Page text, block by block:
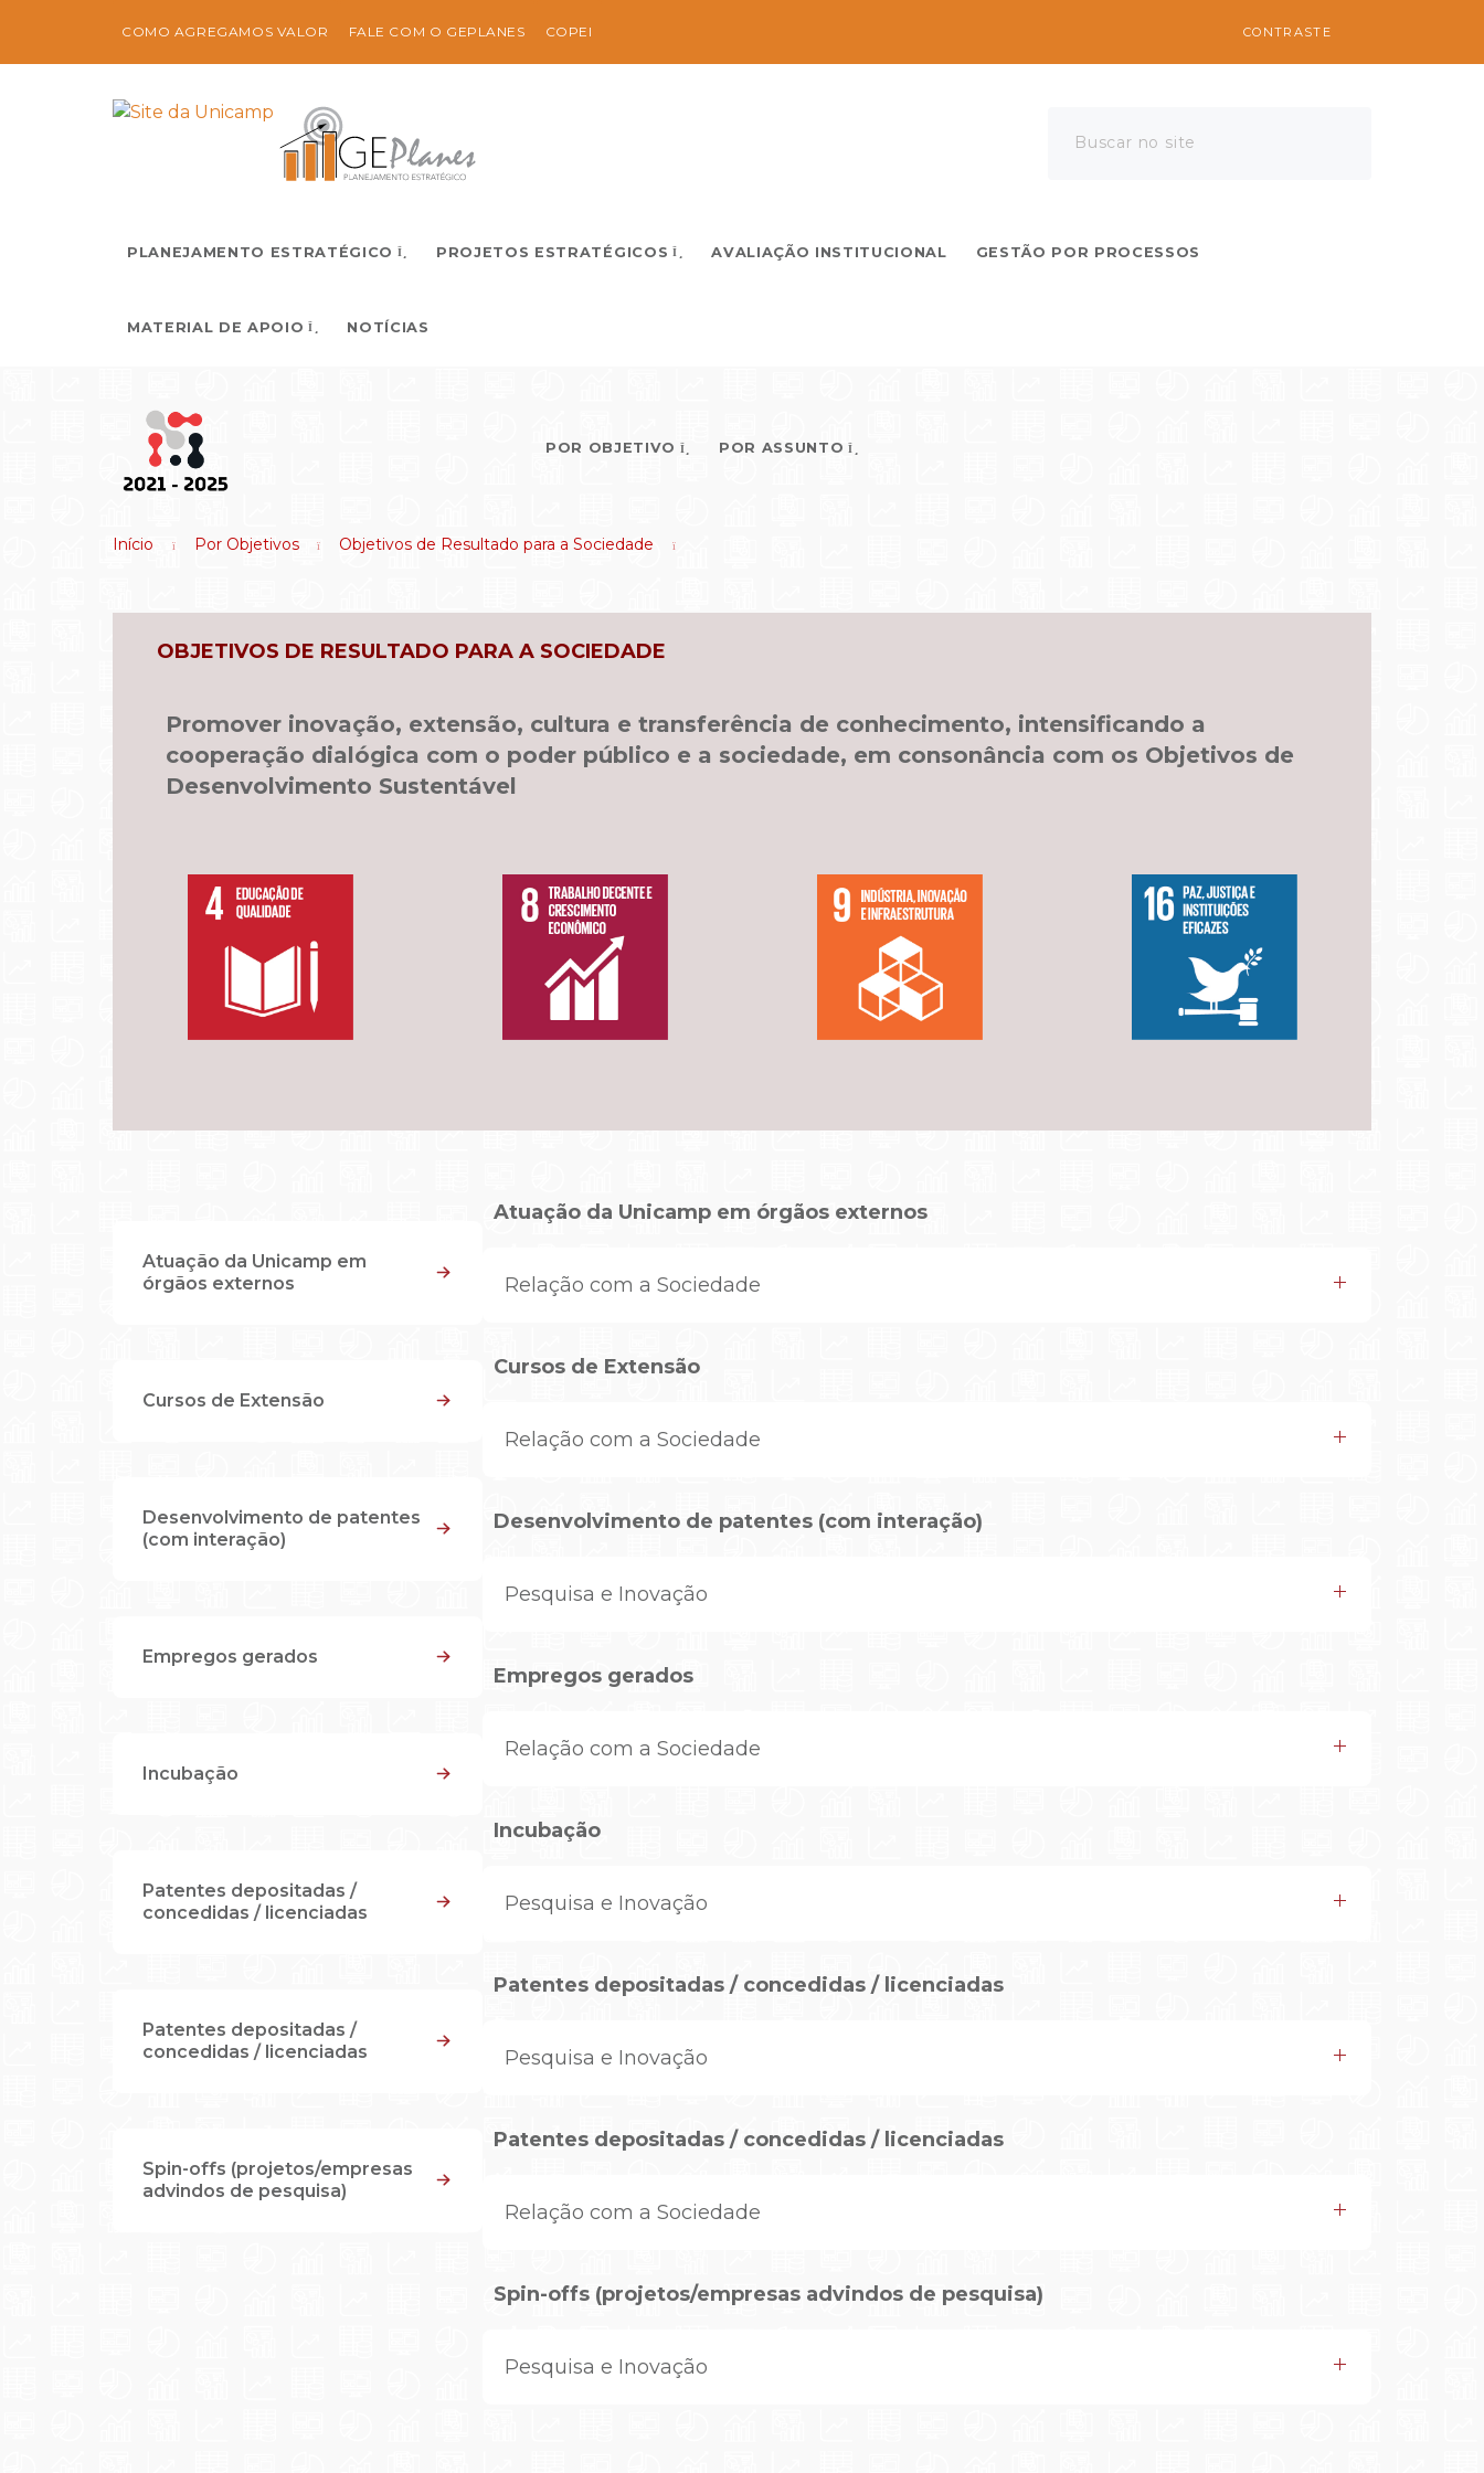
COMO AGREGAMOS VALOR FALE COM O GEPLANES COPEI
Aumentar fonte
Diminuir fonte
CONTRASTE
Buscar no site
PLANEJAMENTO ESTRATÉGICO PROJETOS ESTRATÉGICOS AVALIAÇÃO INSTITUCIONAL GESTÃO POR PROCESSOS
MATERIAL DE APOIO NOTÍCIAS
POR OBJETIVO POR ASSUNTO
Início Por Objetivos Objetivos de Resultado para a Sociedade
OBJETIVOS DE RESULTADO PARA A SOCIEDADE
Promover inovação, extensão, cultura e transferência de conhecimento, intensificando a
cooperação dialógica com o poder público e a sociedade, em consonância com os Objetivos de
Desenvolvimento Sustentável
Atuação da Unicamp em
órgãos externos
Cursos de Extensão
Desenvolvimento de patentes
(com interação)
Empregos gerados
Incubação
Patentes depositadas /
concedidas / licenciadas
Patentes depositadas /
concedidas / licenciadas
Spin-offs (projetos/empresas
advindos de pesquisa)
Atuação da Unicamp em órgãos externos
Relação com a Sociedade
Cursos de Extensão
Relação com a Sociedade
Desenvolvimento de patentes (com interação)
Pesquisa e Inovação
Empregos gerados
Relação com a Sociedade
Incubação
Pesquisa e Inovação
Patentes depositadas / concedidas / licenciadas
Pesquisa e Inovação
Patentes depositadas / concedidas / licenciadas
Relação com a Sociedade
Spin-offs (projetos/empresas advindos de pesquisa)
Pesquisa e Inovação